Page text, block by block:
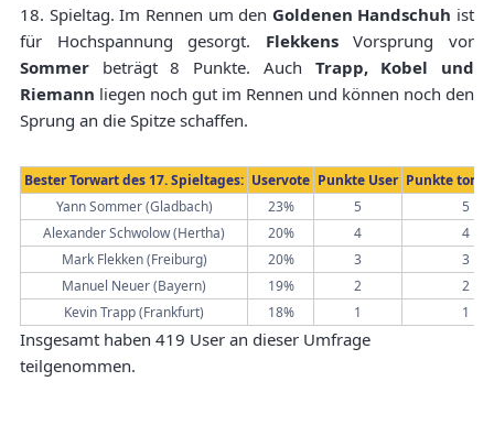
18. Spieltag. Im Rennen um den Goldenen Handschuh ist
für Hochspannung gesorgt. FlekkensVorsprung vor
Sommer beträgt 8 Punkte. Auch Trapp, Kobel und
Riemann liegen noch gut im Rennen und können noch den
Sprung an die Spitze schaffen.
Bester Torwart des 17. Spieltages: Uservote Punkte User Punkte
Yann Sommer (Gladbach)
23% 5
5
Alexander Schwolow (Hertha)
20% 4
4
Mark Flekken (Freiburg)
20% 3
3
Manuel Neuer (Bayern)
19% 2
2
Kevin Trapp (Frankfurt)
18% 1 1
Insgesamt haben 419 User an dieser Umfrage
teilgenommen.